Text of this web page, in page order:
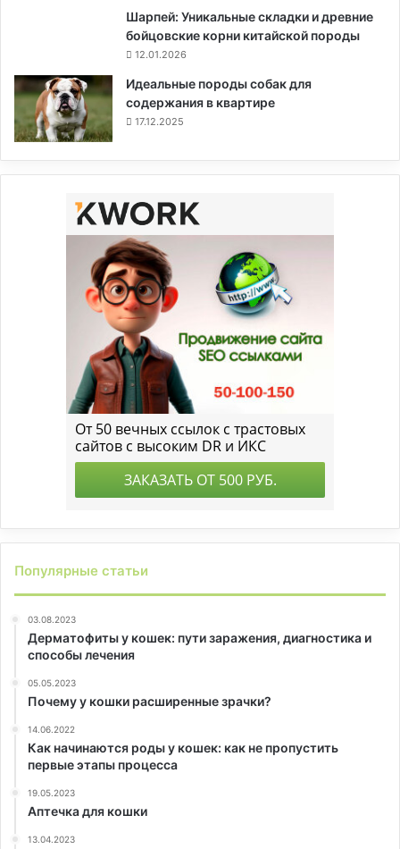
Шарпей: Уникальные складки и древние
бойцовские корни китайской породы
12.01.2026
Идеальные породы собак для
содержания в квартире
17.12.2025
Популярные статьи
03.08.2023
Дерматофиты у кошек: пути заражения, диагностика и
способы лечения
05.05.2023
Почему у кошки расширенные зрачки?
14.06.2022
Как начинаются роды у кошек: как не пропустить
первые этапы процесса
19.05.2023
Аптечка для кошки
13.04.2023